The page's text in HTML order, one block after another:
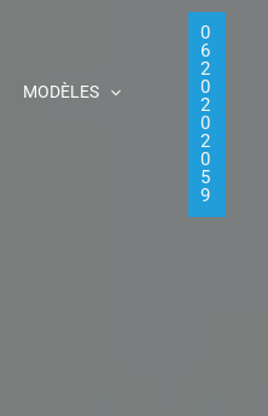
MODÈLES
0
6
2
0
2
0
2
0
5
9